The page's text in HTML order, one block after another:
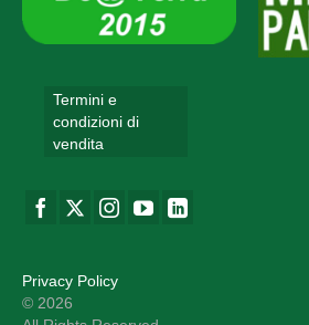
Termini e
condizioni di
vendita
Privacy Policy
© 2026